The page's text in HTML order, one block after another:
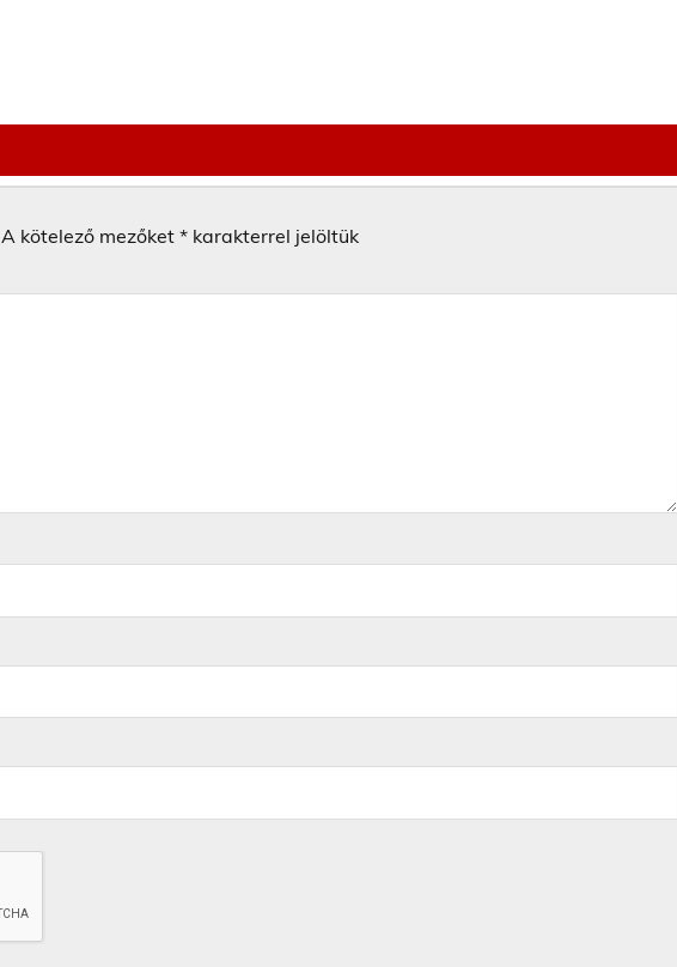
A kötelező mezőket* karakterrel jelöltük